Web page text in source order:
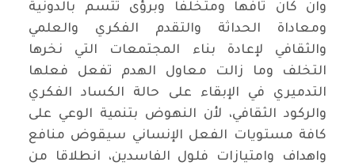
وان كان تافها ومتخلفا وبرؤى تتسم بالدونية
ومعاداة الحداثة والتقدم الفكري والعلمي
والثقافي لإعادة بناء المجتمعات التي نخرها
التخلف وما زالت معاول الهدم تفعل فعلها
التدميري في الإبقاء على حالة الكساد الفكري
والركود الثقافي، لأن النهوض بتنمية الوعي على
كافة مستويات الفعل الإنساني سيقوض منافع
واهداف وامتيازات فلول الفاسدين، انطلاقا من